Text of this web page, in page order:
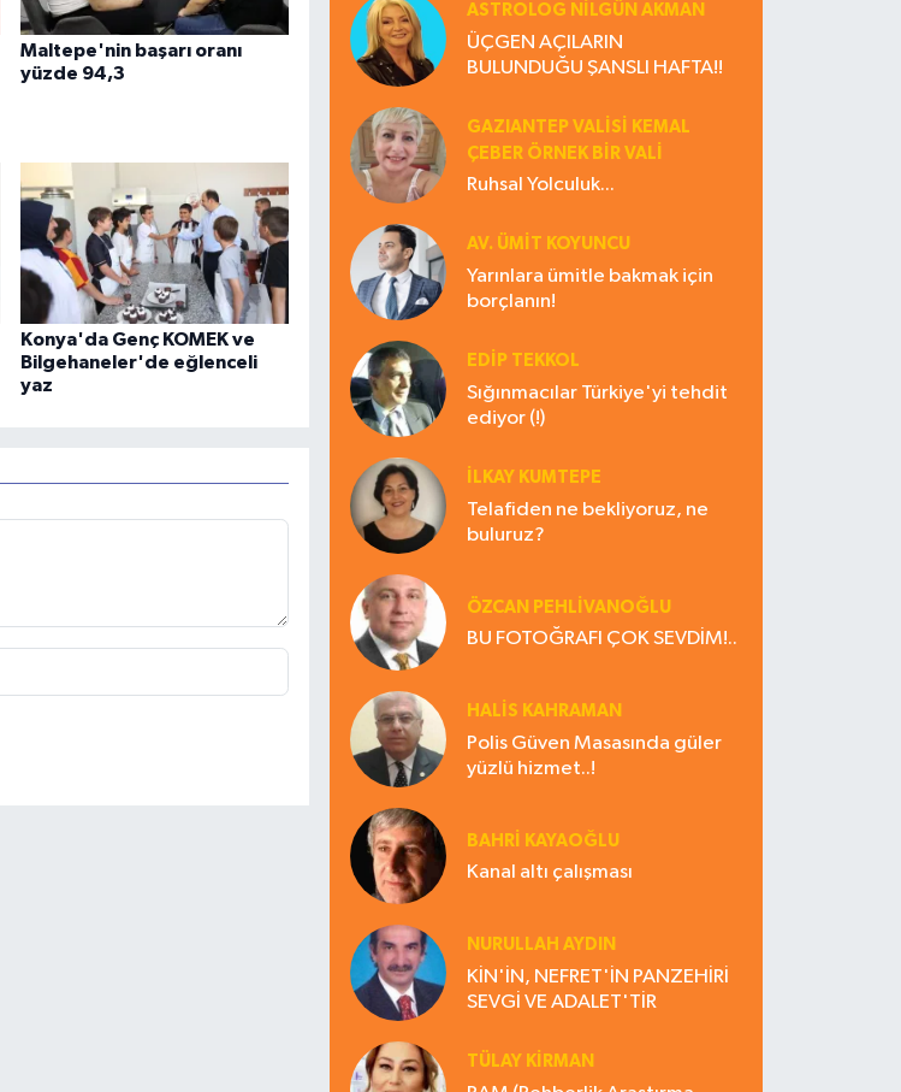
Maltepe'nin başarı oranı
yüzde 94,3
Konya'da Genç KOMEK ve
Bilgehaneler'de eğlenceli
yaz
ASTROLOG NILGÜN AKMAN
ÜÇGEN AÇILARIN
BULUNDUĞU ŞANSLI HAFTA!!
GAZIANTEP VALISI KEMAL
ÇEBER ÖRNEK BİR VALİ
Ruhsal Yolculuk...
AV. ÜMIT KOYUNCU
Yarınlara ümitle bakmak için
borçlanın!
EDIP TEKKOL
Sığınmacılar Türkiye'yi tehdit
ediyor (!)
İLKAY KUMTEPE
Telafiden ne bekliyoruz, ne
buluruz?
ÖZCAN PEHLİVANOĞLU
BU FOTOĞRAFI ÇOK SEVDİM!..
HALIS KAHRAMAN
Polis Güven Masasında güler
yüzlü hizmet..!
BAHRI KAYAOĞLU
Kanal altı çalışması
NURULLAH AYDIN
KİN'İN, NEFRET'İN PANZEHİRİ
SEVGİ VE ADALET'TİR
TÜLAY KİRMAN